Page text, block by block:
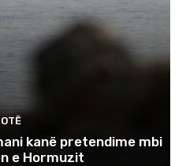
kanë pretendime mbi
e Hormuzit